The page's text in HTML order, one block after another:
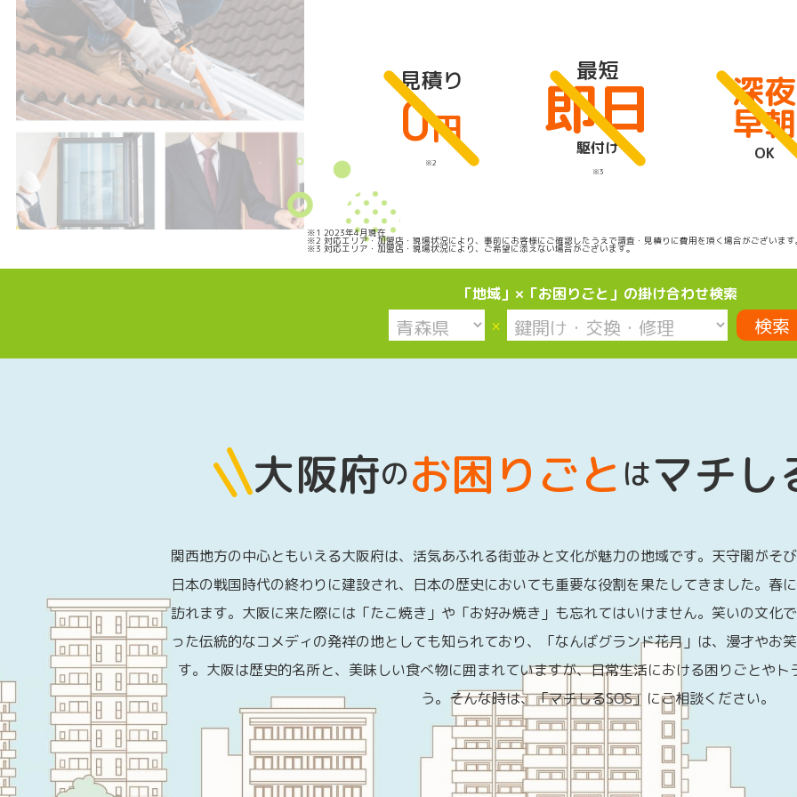
見積り
0円
※2
最短
即日
駆付け
※3
深夜
早朝
OK
※1 2023年4月現在
※2 対応エリア・加盟店・現場状況により、事前にお客様にご確認したうえで調査・見積りに費用を頂く場合がございます
※3 対応エリア・加盟店・現場状況により、ご希望に添えない場合がございます。
「地域」×「お困りごと」の掛け合わせ検索
×
大阪府のお困りごと はマチし
関西地方の中心ともいえる大阪府は、活気あふれる街並みと文化が魅力の地域です。天守閣がそ
日本の戦国時代の終わりに建設され、日本の歴史においても重要な役割を果たしてきました。春
訪れます。大阪に来た際には「たこ焼き」や「お好み焼き」も忘れてはいけません。笑いの文化
った伝統的なコメディの発祥の地としても知られており、「なんばグランド花月」は、漫才やお
す。大阪は歴史的名所と、美味しい食べ物に囲まれていますが、日常生活における困りごとや
う。そんな時は、「マチしるSOS」にご相談ください。